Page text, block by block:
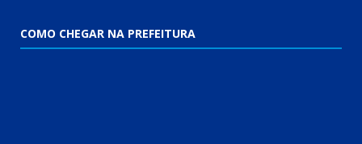
COMO CHEGAR NA PREFEITURA